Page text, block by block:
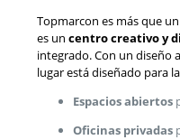
Topmarcon es más que
es un centro creativo y
integrado. Con un diseño
lugar está diseñado para
Espacios abiertos
Oficinas privadas